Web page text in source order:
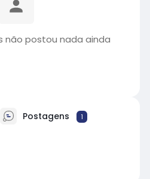
não postou nada ainda
Postagens 1